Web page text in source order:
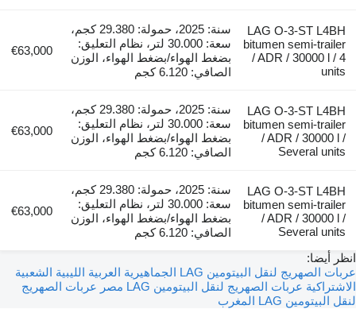
LAG O-3-ST L4BH
bitumen semi-trailer
/ ADR / 30000 l / 4
units
سنة: 2025، حمولة: 29.380 كجم،
سعة: 30.000 لتر، نظام التعليق:
بضغط الهواء/بضغط الهواء، الوزن
الصافي: 6.120 كجم
€63,000
LAG O-3-ST L4BH
bitumen semi-trailer
/ ADR / 30000 l /
Several units
سنة: 2025، حمولة: 29.380 كجم،
سعة: 30.000 لتر، نظام التعليق:
بضغط الهواء/بضغط الهواء، الوزن
الصافي: 6.120 كجم
€63,000
LAG O-3-ST L4BH
bitumen semi-trailer
/ ADR / 30000 l /
Several units
سنة: 2025، حمولة: 29.380 كجم،
سعة: 30.000 لتر، نظام التعليق:
بضغط الهواء/بضغط الهواء، الوزن
الصافي: 6.120 كجم
€63,000
انظر أيضا:
عربات الصهريج لنقل البيتومين LAG الجماهيرية العربية الليبية الشعبية
الاشتراكية عربات الصهريج لنقل البيتومين LAG مصر
عربات الصهريج
لنقل البيتومين LAG المغرب